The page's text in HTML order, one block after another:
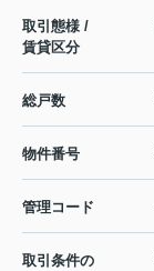
取引態様 /
賃貸区分
総戸数
物件番号
管理コード
取引条件の